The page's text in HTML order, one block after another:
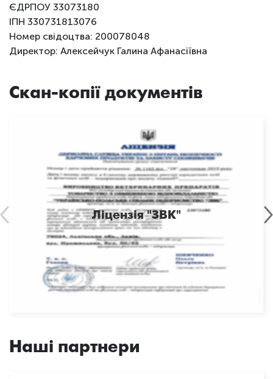
ЄДРПОУ 33073180
ІПН 330731813076
Номер свідоцтва: 200078048
Директор: Алексейчук Галина Афанасіївна
Скан-копії документів
Ліцензія "ЗВК"
Наші партнери